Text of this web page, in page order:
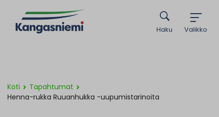
Valikko
Haku
Koti
Tapahtumat
Henna-rukka Ruuanhukka -uupumistarinoita